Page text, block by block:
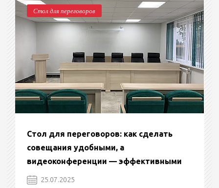
Стол для переговоров
Стол для переговоров: как сделать
совещания удобными, а
видеоконференции — эффективными
25.07.2025